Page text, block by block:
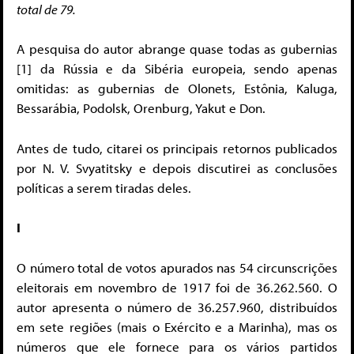
total de 79.
A pesquisa do autor abrange quase todas as gubernias
[1] da Rússia e da Sibéria europeia, sendo apenas
omitidas: as gubernias de Olonets, Estônia, Kaluga,
Bessarábia, Podolsk, Orenburg, Yakut e Don.
Antes de tudo, citarei os principais retornos publicados
por N. V. Svyatitsky e depois discutirei as conclusões
políticas a serem tiradas deles.
I
O número total de votos apurados nas 54 circunscrições
eleitorais em novembro de 1917 foi de 36.262.560. O
autor apresenta o número de 36.257.960, distribuídos
em sete regiões (mais o Exército e a Marinha), mas os
números que ele fornece para os vários partidos